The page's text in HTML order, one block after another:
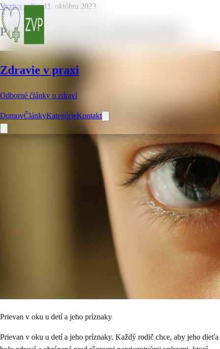
Zdravie v praxi
Odborné články o zdraví
DomovČlánkyKategórieKontakt
Vyziva a dieta11. októbra 2023
Prievan v oku u detí a jeho príznaky
Prievan v oku u detí a jeho príznaky
Prievan v oku u detí a jeho príznaky. Každý rodič chce, aby jeho dieťa